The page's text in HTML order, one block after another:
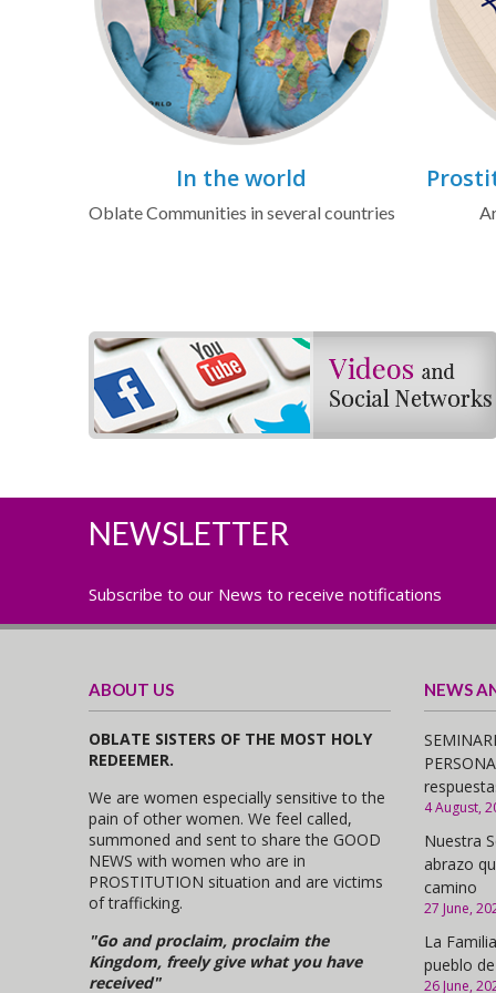
In the world
Oblate Communities in several countries
NEWSLETTER
Subscribe to our News to receive notifications
ABOUT US
OBLATE SISTERS OF THE MOST HOLY
REDEEMER.
We are women especially sensitive to the
pain of other women. We feel called,
summoned and sent to share the GOOD
NEWS with women who are in
PROSTITUTION situation and are victims
of trafficking.
"Go and proclaim, proclaim the
Kingdom, freely give what you have
received"
NEWS
4 August,
Nuestra
abrazo
camino
27 June,
La
pueblo
26 June,